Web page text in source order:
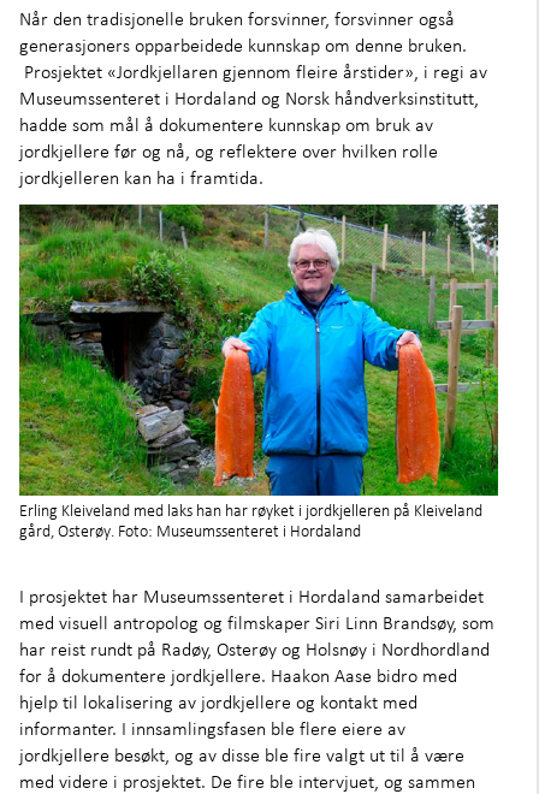
Om oss
+
Når den tradisjonelle bruken forsvinner, forsvinner også
generasjoners opparbeidede kunnskap om denne bruken.
Prosjektet «Jordkjellaren gjennom fleire årstider», i regi av
Museumssenteret i Hordaland og Norsk håndverksinstitutt,
hadde som mål å dokumentere kunnskap om bruk av
jordkjellere før og nå, og reflektere over hvilken rolle
jordkjelleren kan ha i framtida.
Erling Kleiveland med laks han har røyket i jordkjelleren på Kleiveland
gård, Osterøy. Foto: Museumssenteret i Hordaland
I prosjektet har Museumssenteret i Hordaland samarbeidet
med visuell antropolog og filmskaper Siri Linn Brandsøy, som
har reist rundt på Radøy, Osterøy og Holsnøy i Nordhordland
for å dokumentere jordkjellere. Haakon Aase bidro med
hjelp til lokalisering av jordkjellere og kontakt med
informanter. I innsamlingsfasen ble flere eiere av
jordkjellere besøkt, og av disse ble fire valgt ut til å være
med videre i prosjektet. De fire ble intervjuet, og sammen